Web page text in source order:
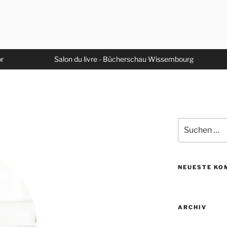
Salon du livre - Bücherschau Wissembourg
nach:
NEUESTE
ARCHIV